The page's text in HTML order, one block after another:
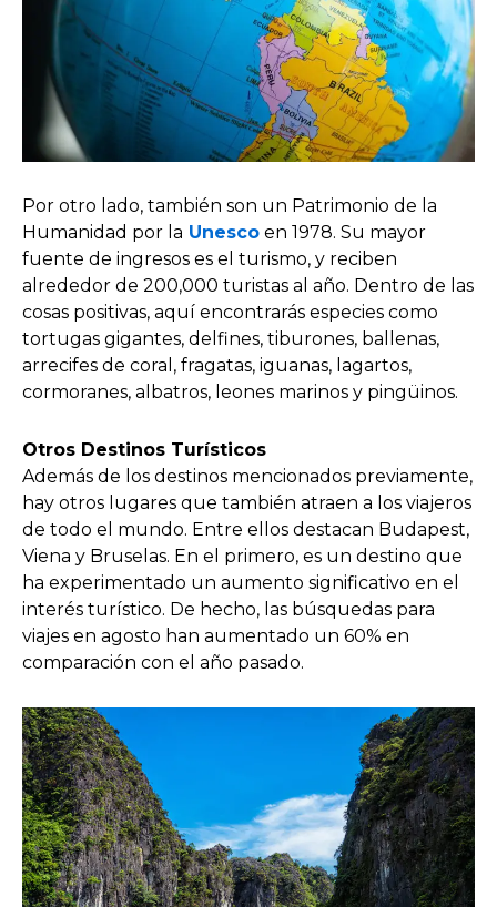
Por otro lado, también son un Patrimonio de la
Humanidad por la Unesco en 1978. Su mayor
fuente de ingresos es el turismo, y reciben
alrededor de 200,000 turistas al año. Dentro de las
cosas positivas, aquí encontrarás especies como
tortugas gigantes, delfines, tiburones, ballenas,
arrecifes de coral, fragatas, iguanas, lagartos,
cormoranes, albatros, leones marinos y pingüinos.
Otros Destinos Turísticos
Además de los destinos mencionados previamente,
hay otros lugares que también atraen a los viajeros
de todo el mundo. Entre ellos destacan Budapest,
Viena y Bruselas. En el primero, es un destino que
ha experimentado un aumento significativo en el
interés turístico. De hecho, las búsquedas para
viajes en agosto han aumentado un 60% en
comparación con el año pasado.